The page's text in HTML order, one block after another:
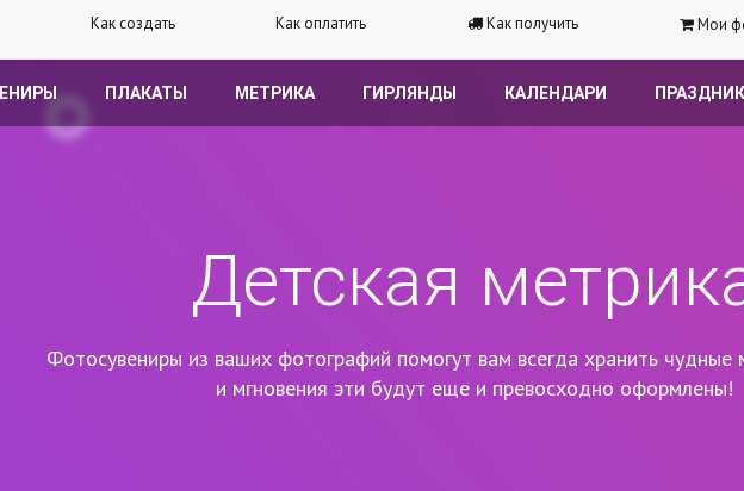
Как создать Как оплатить Как получить Мои
ПЛАКАТЫ МЕТРИКА ГИРЛЯНДЫ КАЛЕНДАРИ
Детская
Фотосувениры из ваших фотографий помогут вам всегда хранить чудные
и мгновения эти будут еще и превосходно оформлены!